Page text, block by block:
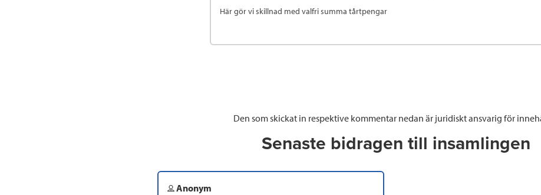
Här gör vi skillnad med valfri summa tårtpengar
Den som skickat in respektive kommentar nedan är juridiskt ansvarig för
Senaste bidragen till insamlingen
Anonym